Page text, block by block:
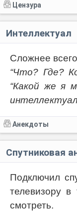
Цензура
Интеллектуал
Сложнее
“Что? Где?
“Какой же я
Анекдоты
Спутниковая
Подключил
телевизору в
смотреть.